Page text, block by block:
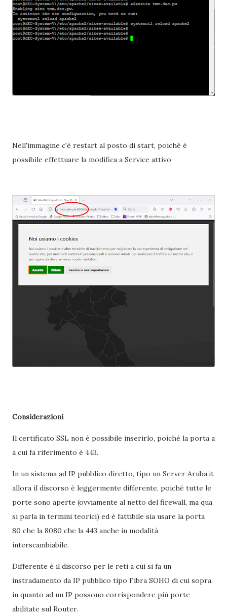
Nell'immagine c'è restart al posto di start, poiché è
possibile effettuare la modifica a Service attivo
Considerazioni
Il certificato SSL non è possibile inserirlo, poiché la porta a
a cui fa riferimento è 443.
In un sistema ad IP pubblico diretto, tipo un Server Aruba.it
allora il discorso è leggermente differente, poiché tutte le
porte sono aperte (ovviamente al netto del firewall, ma qua
si parla in termini teorici) ed è fattibile sia usare la porta
80 che la 8080 che la 443 anche in modalità
interscambiabile.
Differente è il discorso per le reti a cui si fa un
instradamento da IP pubblico tipo Fibra SOHO di cui sopra,
in quanto ad un IP possono corrispondere più porte
abilitate sul Router.